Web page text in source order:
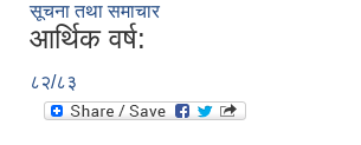
सूचना तथा समाचार
आर्थिक वर्ष:
८२/८३